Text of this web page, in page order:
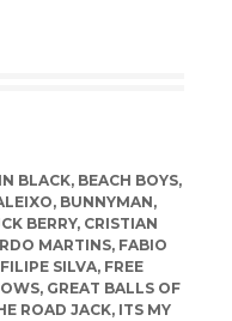
BLACK, BEACH BOYS,
, BUNNYMAN,
BERRY, CRISTIAN
MARTINS, FABIO
FILIPE SILVA, FREE
, GREAT BALLS OF
ROAD JACK, ITS MY